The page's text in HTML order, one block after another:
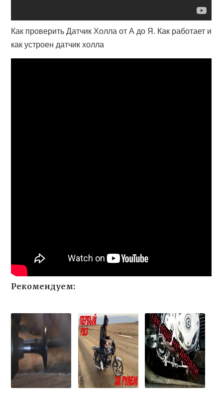
Как проверить Датчик Холла от А до Я. Как работает и
как устроен датчик холла
Рекомендуем: